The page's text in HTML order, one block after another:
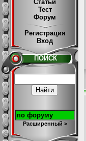
Статьи
Тест
Форум
Регистрация
Вход
ПОИСК
Расширенный >